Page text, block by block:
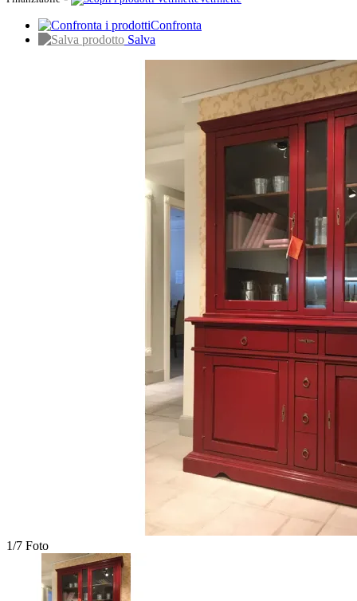
Confronta
Salva
1/7 Foto